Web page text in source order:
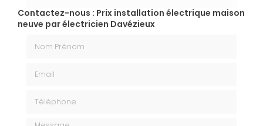
Contactez-nous : Prix installation électrique maison
neuve par électricien Davézieux
Message